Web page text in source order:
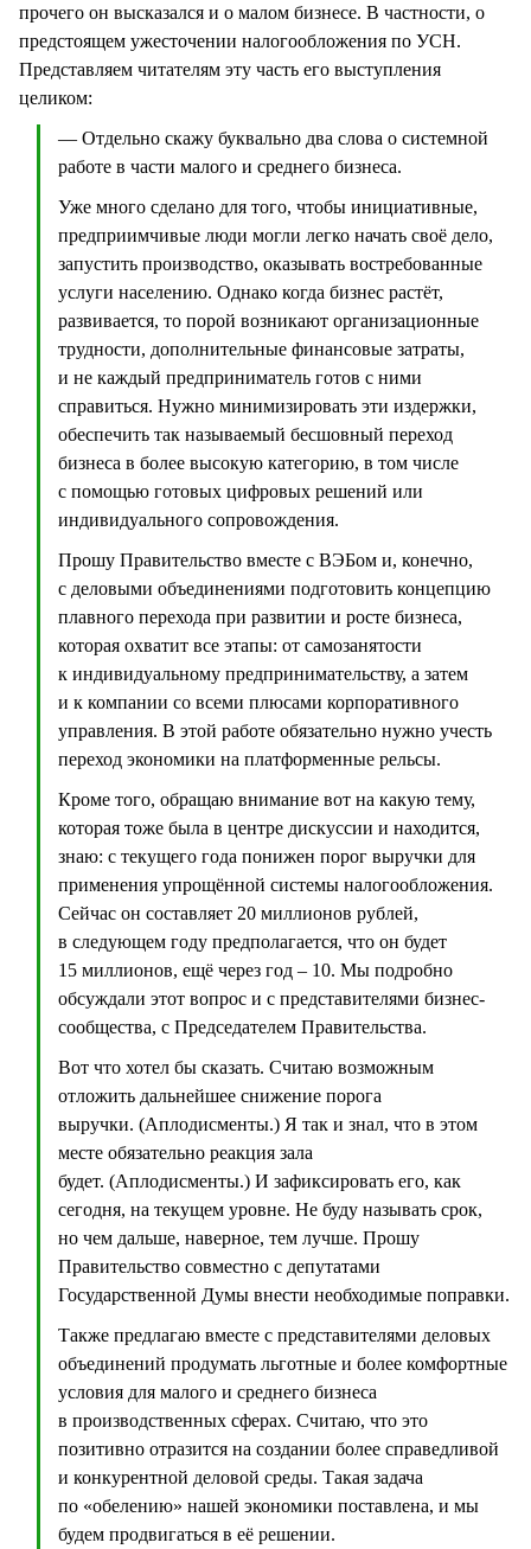
прочего он высказался и о малом бизнесе. В частности, о
предстоящем ужесточении налогообложения по УСН.
Представляем читателям эту часть его выступления
целиком:
— Отдельно скажу буквально два слова о системной
работе в части малого и среднего бизнеса.
Уже много сделано для того, чтобы инициативные,
предприимчивые люди могли легко начать своё дело,
запустить производство, оказывать востребованные
услуги населению. Однако когда бизнес растёт,
развивается, то порой возникают организационные
трудности, дополнительные финансовые затраты,
и не каждый предприниматель готов с ними
справиться. Нужно минимизировать эти издержки,
обеспечить так называемый бесшовный переход
бизнеса в более высокую категорию, в том числе
с помощью готовых цифровых решений или
индивидуального сопровождения.
Прошу Правительство вместе с ВЭБом и, конечно,
с деловыми объединениями подготовить концепцию
плавного перехода при развитии и росте бизнеса,
которая охватит все этапы: от самозанятости
к индивидуальному предпринимательству, а затем
и к компании со всеми плюсами корпоративного
управления. В этой работе обязательно нужно учесть
переход экономики на платформенные рельсы.
Кроме того, обращаю внимание вот на какую тему,
которая тоже была в центре дискуссии и находится,
знаю: с текущего года понижен порог выручки для
применения упрощённой системы налогообложения.
Сейчас он составляет 20 миллионов рублей,
в следующем году предполагается, что он будет
15 миллионов, ещё через год – 10. Мы подробно
обсуждали этот вопрос и с представителями бизнес-
сообщества, с Председателем Правительства.
Вот что хотел бы сказать. Считаю возможным
отложить дальнейшее снижение порога
выручки. (Аплодисменты.) Я так и знал, что в этом
месте обязательно реакция зала
будет. (Аплодисменты.) И зафиксировать его, как
сегодня, на текущем уровне. Не буду называть срок,
но чем дальше, наверное, тем лучше. Прошу
Правительство совместно с депутатами
Государственной Думы внести необходимые поправки.
Также предлагаю вместе с представителями деловых
объединений продумать льготные и более комфортные
условия для малого и среднего бизнеса
в производственных сферах. Считаю, что это
позитивно отразится на создании более справедливой
и конкурентной деловой среды. Такая задача
по «обелению» нашей экономики поставлена, и мы
будем продвигаться в её решении.